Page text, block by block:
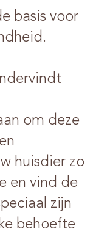
basis voor
om deze
huisdier zo
en vind de
zijn
behoefte